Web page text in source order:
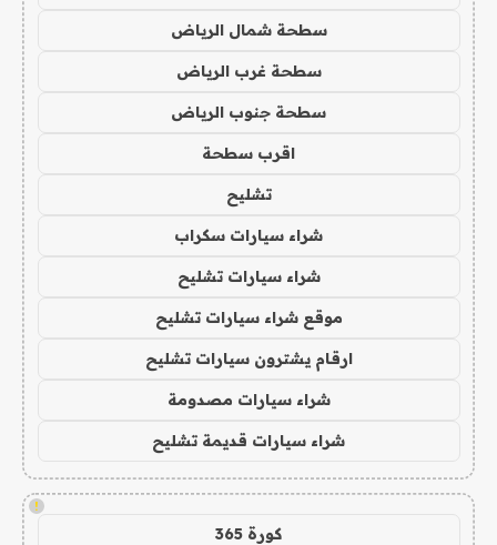
سطحة شمال الرياض
سطحة غرب الرياض
سطحة جنوب الرياض
اقرب سطحة
تشليح
شراء سيارات سكراب
شراء سيارات تشليح
موقع شراء سيارات تشليح
ارقام يشترون سيارات تشليح
شراء سيارات مصدومة
شراء سيارات قديمة تشليح
!
كورة 365